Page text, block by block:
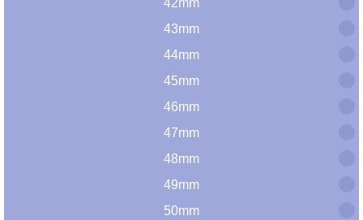
43mm
44mm
45mm
46mm
47mm
48mm
49mm
50mm